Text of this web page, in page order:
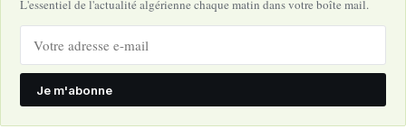
L'essentiel de l'actualité algérienne chaque matin dans votre boîte mail.
Je m'abonne